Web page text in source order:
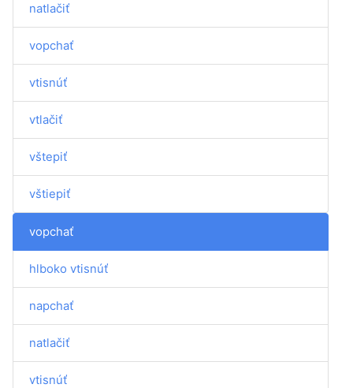
natlačiť
vopchať
vtisnúť
vtlačiť
vštepiť
vštiepiť
vopchať
hlboko vtisnúť
napchať
natlačiť
vtisnúť